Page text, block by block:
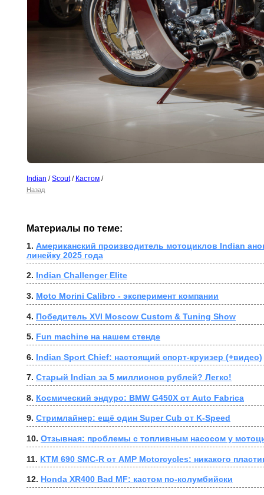
Indian /Scout/ Кастом /
Назад
Материалы по теме:
1. Американский производитель мотоциклов Indian
линейку 2025 года
2. Indian Challenger Elite
3. Moto Morini Calibro - эксперимент компании
4. Победитель XVI Moscow Custom & Tuning Show
5. Fun machine на нашем стенде
6. Indian Sport Chief: настоящий спорт-круизер (+видео)
7. Старый Indian за 5 миллионов рублей? Легко!
8. Космический эндуро: BMW G450X от Auto Fabrica
9. Стримлайнер: ещё один Super Cub от K-Speed
10. Отзывная: проблемы с топливным насосом у
11. KTM 690 SMC-R от AMP Motorcycles: никакого
12. Honda XR400 Bad MF: кастом по-колумбийски